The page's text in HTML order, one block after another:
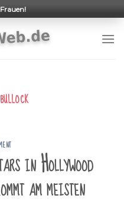
BULLOCK
in Hollywood
am meisten